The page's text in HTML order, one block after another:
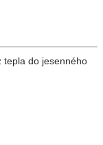
tepla do jesenného